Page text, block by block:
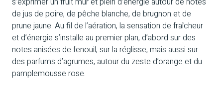
de jus de poire, de pêche blanche, de brugnon et de
prune jaune. Au fil de l’aération, la sensation de fraîcheur
et d’énergie s’installe au premier plan, d’abord sur des
notes anisées de fenouil, sur la réglisse, mais aussi sur
des parfums d’agrumes, autour du zeste d’orange et du
pamplemousse rose.